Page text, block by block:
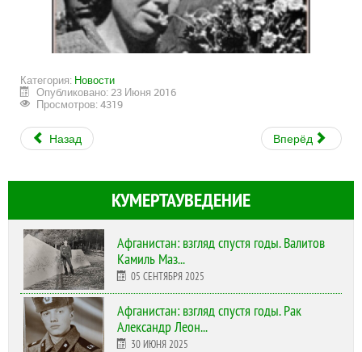
Категория: Новости
Опубликовано: 23 Июня 2016
Просмотров: 4319
Назад Вперёд
КУМЕРТАУВЕДЕНИЕ
Афганистан: взгляд спустя годы. Валитов
Камиль Маз...
05 СЕНТЯБРЯ 2025
Афганистан: взгляд спустя годы. Рак
Александр Леон...
30 ИЮНЯ 2025